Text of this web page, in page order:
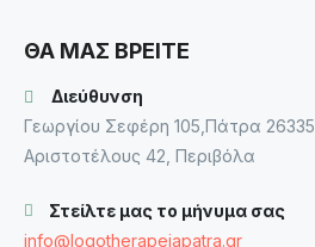
ΘΑ ΜΑΣ ΒΡΕΙΤΕ
Διεύθυνση
Γεωργίου Σεφέρη 105,Πάτρα 26335
Αριστοτέλους 42, Περιβόλα
Στείλτε μας το μήνυμα σας
info@logotherapeiapatra.gr